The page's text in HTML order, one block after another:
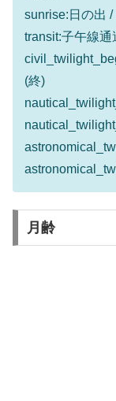
sunrise:日の出 /
transit:子午線通
(終)
月齢